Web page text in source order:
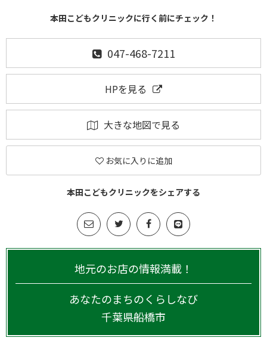
本田こどもクリニックに行く前にチェック！
047-468-7211
HPを見る
大きな地図で見る
お気に入りに追加
本田こどもクリニックをシェアする
地元のお店の情報満載！
あなたのまちのくらしなび
千葉県船橋市